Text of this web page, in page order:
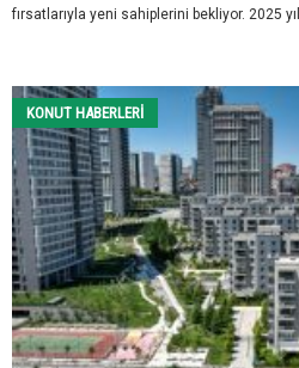
fırsatlarıyla yeni sahiplerini bekliyor. 2025
KONUT HABERLERI